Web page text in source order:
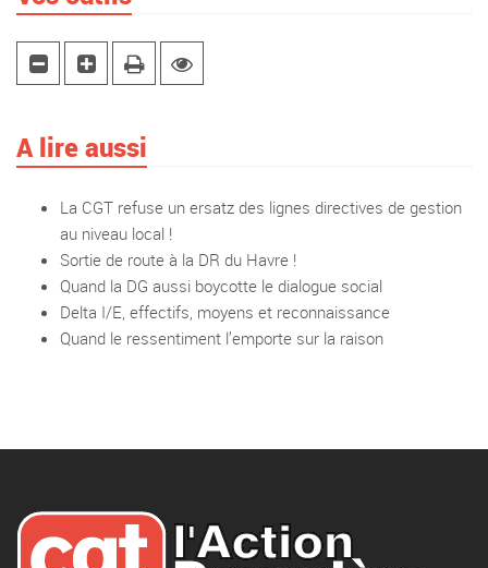
A lire aussi
La CGT refuse un ersatz des lignes directives de gestion
au niveau local !
Sortie de route à la DR du Havre !
Quand la DG aussi boycotte le dialogue social
Delta I/E, effectifs, moyens et reconnaissance
Quand le ressentiment l’emporte sur la raison